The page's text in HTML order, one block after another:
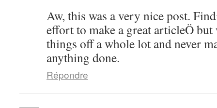
Aw, this was a very nice post.
effort to make a great articleÖ
things off a whole lot and never
anything done.
Répondre